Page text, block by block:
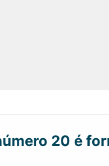
20 é